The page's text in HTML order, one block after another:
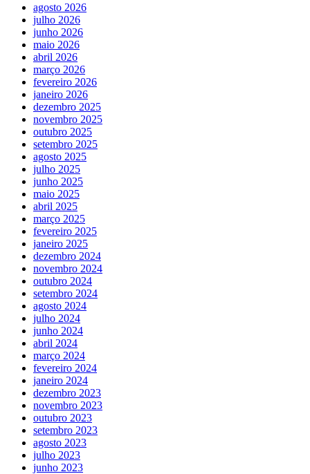
agosto 2026
julho 2026
junho 2026
maio 2026
abril 2026
março 2026
fevereiro 2026
janeiro 2026
dezembro 2025
novembro 2025
outubro 2025
setembro 2025
agosto 2025
julho 2025
junho 2025
maio 2025
abril 2025
março 2025
fevereiro 2025
janeiro 2025
dezembro 2024
novembro 2024
outubro 2024
setembro 2024
agosto 2024
julho 2024
junho 2024
abril 2024
março 2024
fevereiro 2024
janeiro 2024
dezembro 2023
novembro 2023
outubro 2023
setembro 2023
agosto 2023
julho 2023
junho 2023